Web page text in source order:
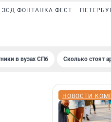
ЗСД ФОНТАНКА ФЕСТ
в вузах СПб Сколько стоят
НОВОСТИ